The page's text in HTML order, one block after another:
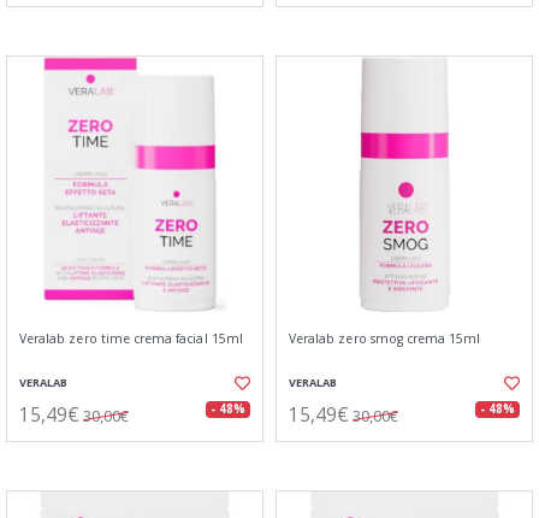
Veralab zero time crema facial 15ml
VERALAB
15,49€ 30,00€ - 48%
Veralab zero smog crema 15ml
VERALAB
15,49€ 30,00€ - 48%